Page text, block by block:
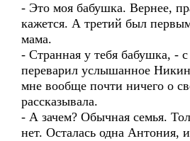
- Это моя бабушка. Вернее,
кажется. А третий был
мама.
- Странная у тебя бабушка, -
переварил услышанное
мне вообще почти ничего о
рассказывала.
- А зачем? Обычная семья.
нет. Осталась одна Антония,